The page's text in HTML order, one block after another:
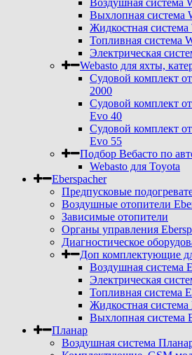
Воздушная система
Выхлопная система
Жидкостная система
Топливная система
Электрическая
Webasto для яхты,
Судовой комплект
2000
Судовой комплект
Evo 40
Судовой комплект
Evo 55
Подбор Вебасто по
Webasto для Toyota
Eberspacher
Предпусковые
Воздушные отопители
Зависимые отопители
Органы управления
Диагностическое
Доп комплектующие
Воздушная система
Электрическая
Топливная система
Жидкостная система
Выхлопная система
Планар
Воздушная система